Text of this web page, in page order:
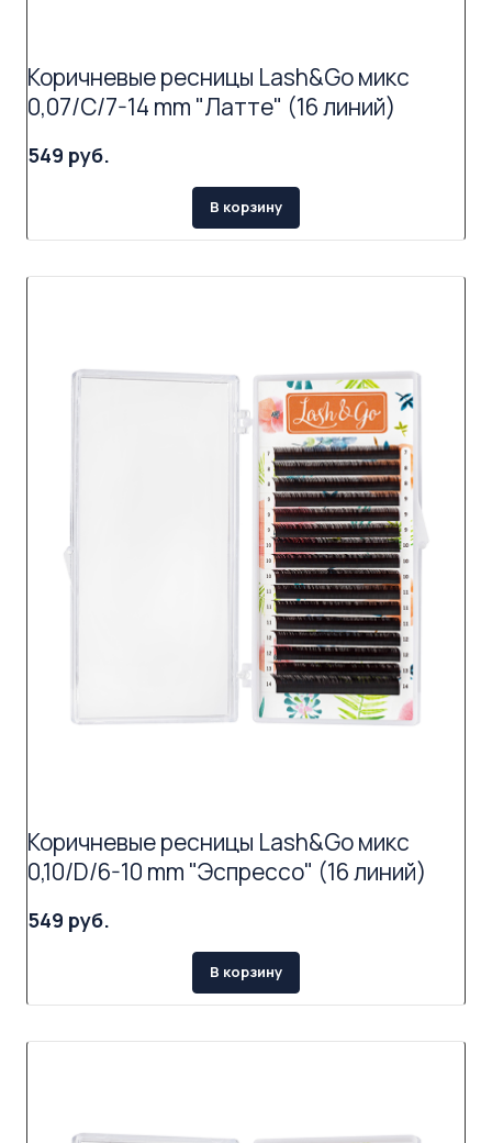
Коричневые ресницы Lash&Go микс
0,07/C/7-14 mm "Латте" (16 линий)
549 руб.
В корзину
Коричневые ресницы Lash&Go микс
0,10/D/6-10 mm "Эспрессо" (16 линий)
549 руб.
В корзину